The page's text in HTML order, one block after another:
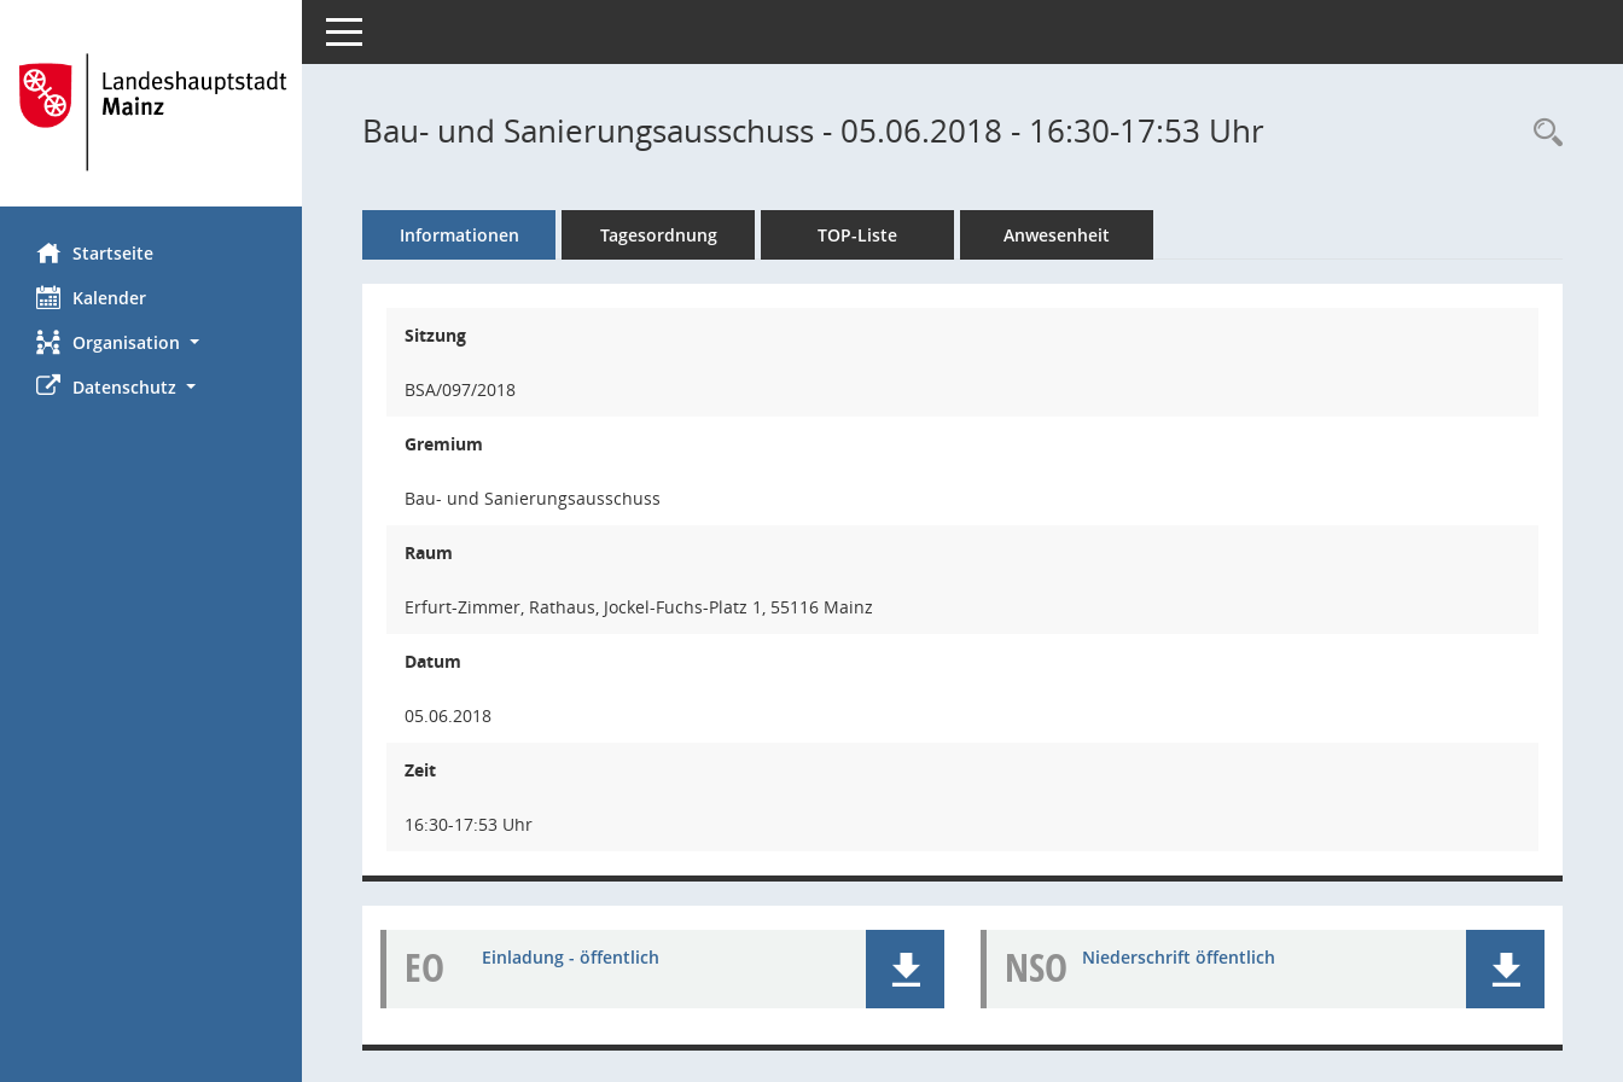
Startseite
Kalender
Organisation
Datenschutz
Toggle navigation
Bau- und Sanierungsausschuss - 05.06.2018 - 16:30-17:53 Uhr
Informationen Tagesordnung TOP-Liste Anwesenheit
Sitzung
BSA/097/2018
Gremium
Bau- und Sanierungsausschuss
Raum
Erfurt-Zimmer, Rathaus, Jockel-Fuchs-Platz 1, 55116 Mainz
Datum
05.06.2018
Zeit
16:30-17:53 Uhr
EO Einladung - öffentlich NSO Niederschrift öffentlich